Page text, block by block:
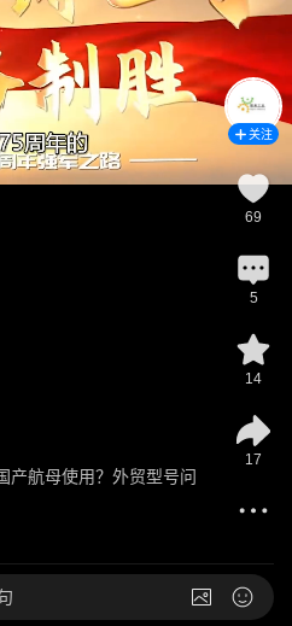
产航母使用？外贸型号问
关注
69
5
14
17